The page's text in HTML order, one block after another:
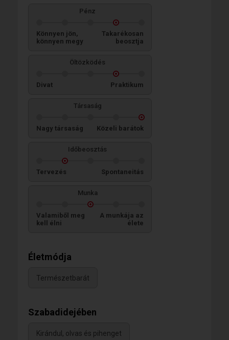
Pénz
Könnyen jön,
könnyen megy
Takarékosan
beosztja
Öltözködés
Divat Praktikum
Társaság
Nagy társaság Közeli barátok
Időbeosztás
Tervezés Spontaneitás
Munka
Valamiből meg
kell élni
A munkája az
élete
Életmódja
Természetbarát
Szabadidejében
Kirándul, olvas és pihenget